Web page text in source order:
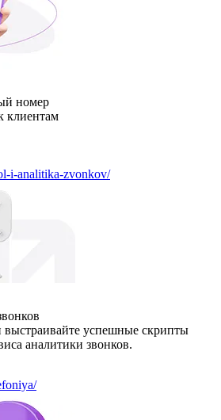
номер
клиентам
i-analitika-zvonkov/
выстраивайте успешные скрипты
аналитики звонков.